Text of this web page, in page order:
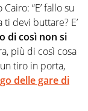
“E’ fallo su
devi buttare? E’
di così non si
più di così cosa
tiro in porta,
delle gare di